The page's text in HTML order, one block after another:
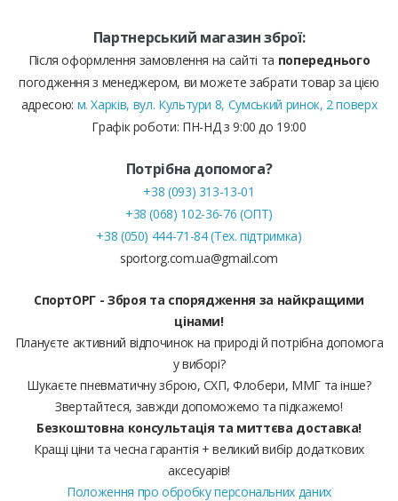
Партнерський магазин зброї:
Після оформлення замовлення на сайті та попереднього
погодження з менеджером, ви можете забрати товар за цією
адресою: м. Харків, вул. Культури 8, Сумський ринок, 2 поверх
Графік роботи: ПН-НД з 9:00 до 19:00
Потрібна допомога?
+38 (093) 313-13-01
+38 (068) 102-36-76 (ОПТ)
+38 (050) 444-71-84 (Тех. підтримка)
sportorg.com.ua@gmail.com
СпортОРГ - Зброя та спорядження за найкращими
цінами!
Плануєте активний відпочинок на природі й потрібна допомога
у виборі?
Шукаєте пневматичну зброю, СХП, Флобери, ММГ та інше?
Звертайтеся, завжди допоможемо та підкажемо!
Безкоштовна консультація та миттєва доставка!
Кращі ціни та чесна гарантія + великий вибір додаткових
аксесуарів!
Положення про обробку персональних даних